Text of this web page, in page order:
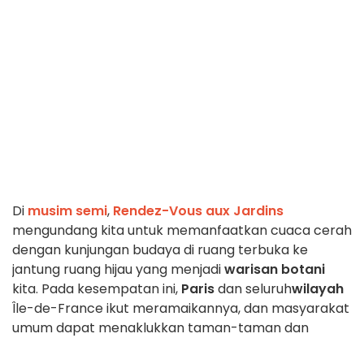
Di musim semi, Rendez-Vous aux Jardins
mengundang kita untuk memanfaatkan cuaca cerah
dengan kunjungan budaya di ruang terbuka ke
jantung ruang hijau yang menjadiwarisan botani
kita. Pada kesempatan ini, Parisdan seluruhwilayah
Île-de-France ikut meramaikannya, dan masyarakat
umum dapat menaklukkan taman-taman dan